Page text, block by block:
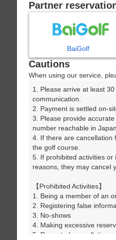
Partner
BaiGolf
Cautions
When using our service,
1. Please arrive at least
communication.
2. Payment is settled on-
3. Please provide
number reachable in
4. If there are cancellation
the golf course.
5. If prohibited activities
reasons, they may cancel
【Prohibited Activities】
1. Being a member of an
2. Registering false
3. No-shows
4. Making excessive
5. Repeated cancellations